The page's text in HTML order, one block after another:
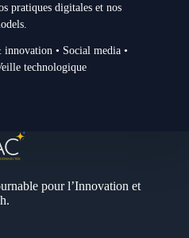
pratiques digitales et nos
• Social media •
technologique
pour l’Innovation et